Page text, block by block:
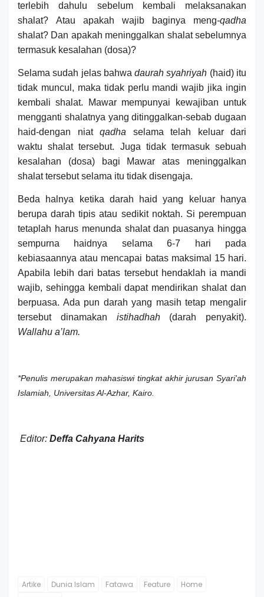
ter lebih dahulu sebelum kembali melaksanakan
shalat? Atau apakah wajib baginya meng-qadha
shalat? Dan apakah meninggalkan shalat sebelumnya
termasuk kesalahan (dosa)?
Selama sudah jelas bahwadaurah syahriyah (haid) itu
tidak muncul, maka tidak perlu mandi wajib jika ingin
kembali shalat.
Mawar mempunyai kewajiban untuk
mengganti shalatnya yang ditinggalkan-sebab dugaan
haid-dengan niat qadha selama telah keluar dari
waktu shalat tersebut. Juga tidak termasuk sebuah
kesalahan (dosa) bagi Mawar atas meninggalkan
shalat tersebut selama itu tidak disengaja.
Beda halnya ketika darah haidyang keluar hanya
berupa darah tipisatau sedikit noktah. Si perempuan
tetaplah harus menunda shalat dan puasanya hingga
sempurna haidnya selama6-7
hari pada
kebiasaannyaatau mencapai batas maksimal 15 hari.
Apabila lebih dari batas tersebut hendaklah ia mandi
wajib, sehingga kembali dapat mendirikan shalat dan
berpuasa. Ada pun darah yang masih tetap mengalir
tersebut dinamakan istihadhah (darah penyakit).
Wallahu a’lam.
*Penulis merupakan mahasiswi tingkat akhir jurusan Syari'ah
Islamiah, Universitas Al-Azhar, Kairo.
Editor: Deffa Cahyana Harits
Artike Dunia Islam Fatawa Feature
Home